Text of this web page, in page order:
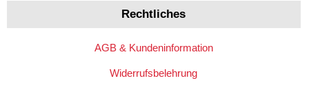
Rechtliches
AGB & Kundeninformation
Widerrufsbelehrung